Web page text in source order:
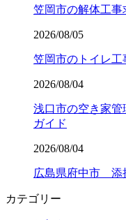
笠岡市の解体工
2026/08/05
笠岡市のトイレ工
2026/08/04
浅口市の空き家
ガイド
2026/08/04
広島県府中市 添
カテゴリー